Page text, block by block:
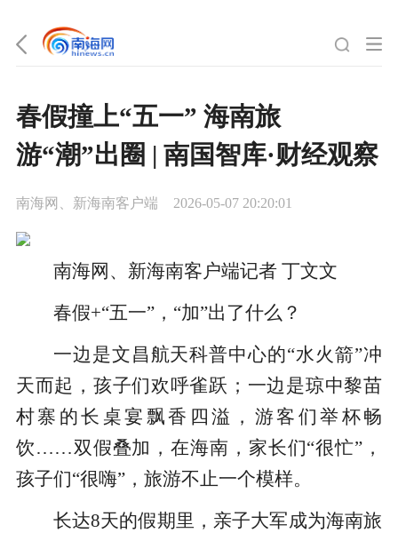
春假撞上“五一” 海南旅
游“潮”出圈 | 南国智库·财经观察
南海网、新海南客户端 2026-05-07 20:20:01
南海网、 新海南客户端记者 丁文文
春假+“五一”，“加”出了什么？
一边是文昌航天科普中心的“水火箭”冲
天而起，孩子们欢呼雀跃；一边是琼中黎苗
村寨的长桌宴飘香四溢，游客们举杯畅
饮……双假叠加，在海南，家长们“很忙”，
孩子们“很嗨”，旅游不止一个模样。
长达8天的假期里，亲子大军成为海南旅